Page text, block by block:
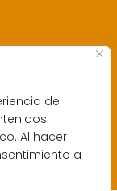
de
Al hacer
a